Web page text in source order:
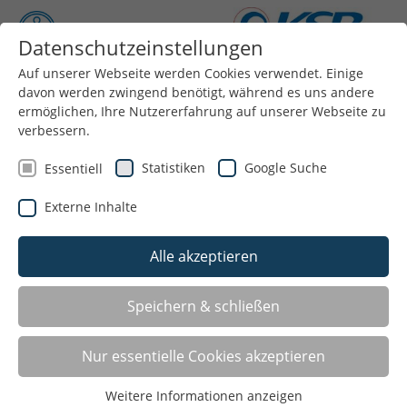
Menü
und Fitnesskaufmann/-frau“ (m/w/d)
Datenschutzeinstellungen
Auf unserer Webseite werden Cookies verwendet. Einige
davon werden zwingend benötigt, während es uns andere
ermöglichen, Ihre Nutzererfahrung auf unserer Webseite zu
verbessern.
Essentiell Statistiken Google Suche
Externe Inhalte
Alle akzeptieren
Speichern & schließen
Nur essentielle Cookies akzeptieren
Weitere Informationen anzeigen